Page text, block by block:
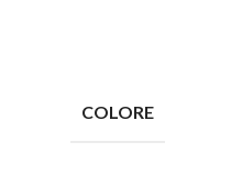
COLORE